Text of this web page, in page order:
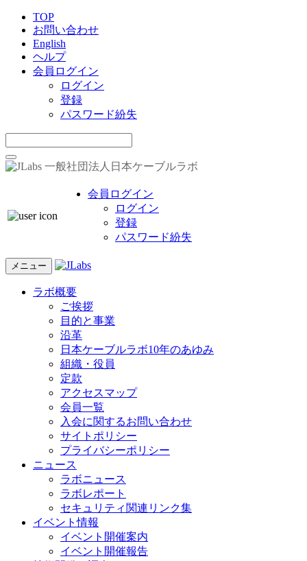
TOP
お問い合わせ
English
ヘルプ
会員ログイン
ログイン
登録
パスワード紛失
一般社団法人日本ケーブルラボ
会員ログイン
ログイン
登録
パスワード紛失
メニュー
ラボ概要
ご挨拶
目的と事業
沿革
日本ケーブルラボ10年のあゆみ
組織・役員
定款
アクセスマップ
会員一覧
入会に関するお問い合わせ
サイトポリシー
プライバシーポリシー
ニュース
ラボニュース
ラボレポート
セキュリティ関連リンク集
イベント情報
イベント開催案内
イベント開催報告